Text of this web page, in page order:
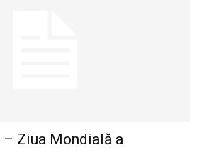
– Ziua Mondială a